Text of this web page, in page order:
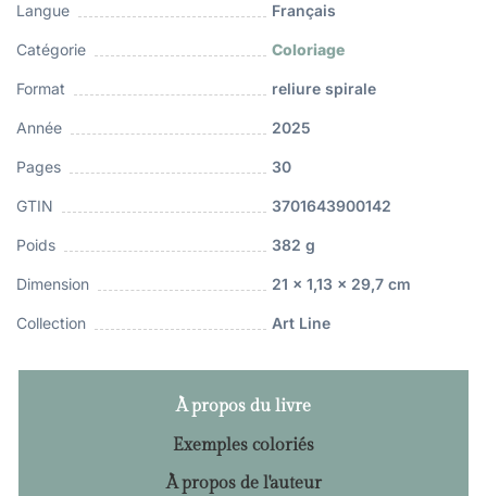
Langue Français
Catégorie Coloriage
Format reliure spirale
Année 2025
Pages 30
GTIN 3701643900142
Poids 382 g
Dimension 21 x 1,13 x 29,7 cm
Collection Art Line
À propos du livre
Exemples coloriés
À propos de l'auteur